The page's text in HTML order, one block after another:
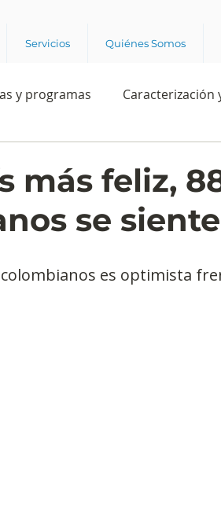
Servicios Quiénes Somos
y programas
Intención de voto
Experiencia del cliente
más feliz,
se
es optimista